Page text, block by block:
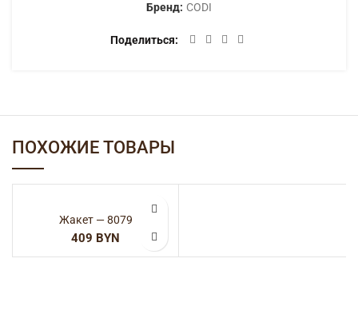
Бренд: CODI
Поделиться
ПОХОЖИЕ ТОВАРЫ
Жакет — 8079
BYN